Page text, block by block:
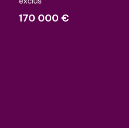
170 000 €